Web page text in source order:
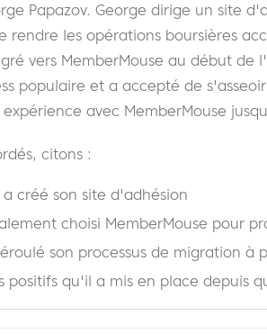
Papazov. George dirige un site
les opérations boursières
vers MemberMouse au début
populaire et a accepté de
avec MemberMouse
citons :
créé son site d'adhésion
choisi MemberMouse pour
son processus de migration
positifs qu'il a mis en place depuis